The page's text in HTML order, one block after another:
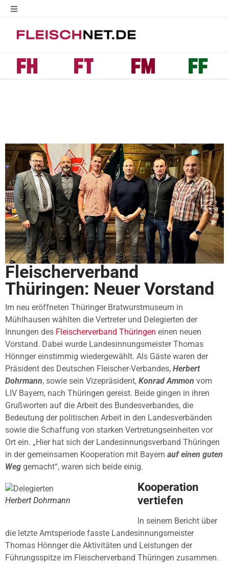
Fleischerverband
Thüringen: Neuer Vorstand
Im neu eröffneten Thüringer Bratwurstmuseum in
Mühlhausen wählten die Vertreter und Delegierten der
Innungen des Fleischerverband Thüringen einen neuen
Vorstand. Dabei wurde Landesinnungsmeister Thomas
Hönnger einstimmig wiedergewählt. Als Gäste waren der
Präsident des Deutschen Fleischer-Verbandes, Herbert
Dohrmann, sowie sein Vizepräsident, Konrad Ammon vom
LIV Bayern, nach Thüringen gereist. Beide gingen in ihren
Grußworten auf die Arbeit des Bundesverbandes, die
Bedeutung der politischen Arbeit in den Landesverbänden
sowie die Schaffung von starken Vertretungseinheiten vor
Ort ein. „Hier hat sich der Landesinnungsverband Thüringen
in der gemeinsamen Kooperation mit Bayern auf einen guten
Weg gemacht“, waren sich beide einig.
Herbert Dohrmann
Kooperation
vertiefen
In seinem Bericht über
die letzte Amtsperiode fasste Landesinnungsmeister
Thomas Hönnger die Aktivitäten und Leistungen der
Führungsspitze im Fleischerverband Thüringen zusammen.